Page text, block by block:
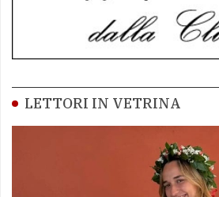
LETTORI IN VETRINA